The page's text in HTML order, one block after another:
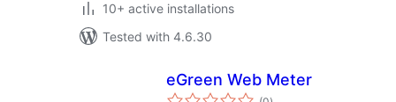
10+ active installations
Tested with 4.6.30
eGreen Web Meter
total